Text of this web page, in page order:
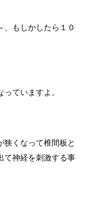
、もしかしたら１０
ていますよ。
狭くなって椎間板と
て神経を刺激する事